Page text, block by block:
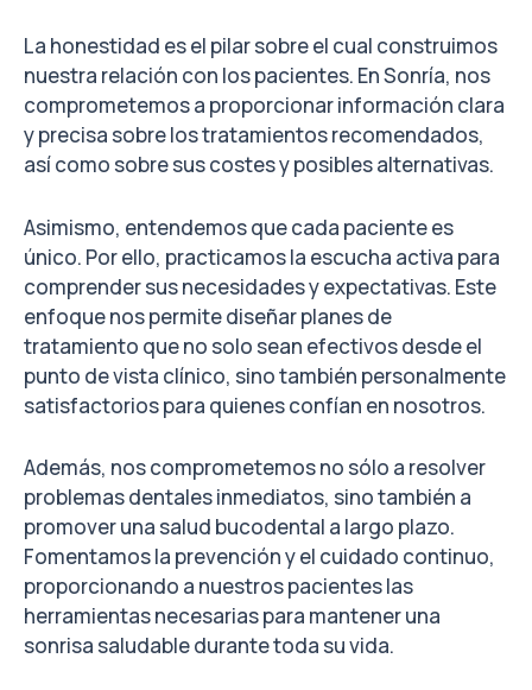
La honestidad es el pilar sobre el cual construimos
nuestra relación con los pacientes. En Sonría, nos
comprometemos a proporcionar información clara
y precisa sobre los tratamientos recomendados,
así como sobre sus costes y posibles alternativas.
Asimismo, entendemos que cada paciente es
único. Por ello, practicamos la escucha activa para
comprender sus necesidades y expectativas. Este
enfoque nos permite diseñar planes de
tratamiento que no solo sean efectivos desde el
punto de vista clínico, sino también personalmente
satisfactorios para quienes confían en nosotros.
Además, nos comprometemos no sólo a resolver
problemas dentales inmediatos, sino también a
promover una salud bucodental a largo plazo.
Fomentamos la prevención y el cuidado continuo,
proporcionando a nuestros pacientes las
herramientas necesarias para mantener una
sonrisa saludable durante toda su vida.